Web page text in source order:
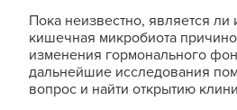
Пока неизвестно, является ли
кишечная микробиота
изменения гормонального
дальнейшие исследования
вопрос и найти открытию